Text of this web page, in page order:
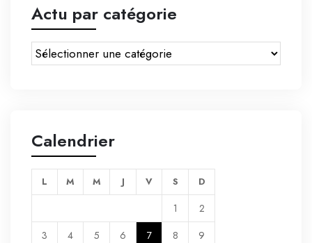
Actu par catégorie
Calendrier
L M M J V S D
1
2
3
4 5 6 7 8
9